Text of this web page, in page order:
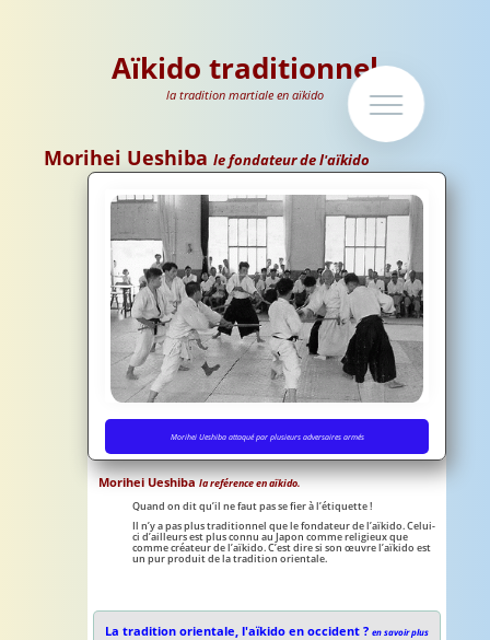
Aïkido traditionnel
la tradition martiale en aïkido
Morihei Ueshiba le fondateur de l'aïkido
Aïkido
Morihei Ueshiba le créateur et fondateur de
l'aïkido
Morihei Ueshiba attaqué par plusieurs adversaires armés
Morihei Ueshibala reférence en aïkido.
Quand on dit qu’il ne faut pas se fier à l’étiquette !
Il n’y a pas plus traditionnel que le fondateur de l’aïkido. Celui-
ci d’ailleurs est plus connu au Japon comme religieux que
comme créateur de l’aïkido. C’est dire si son œuvre l’aïkido est
un pur produit de la tradition orientale.
La tradition orientale, l'aïkido en occident ?en savoir plus